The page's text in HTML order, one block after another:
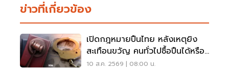
ข่าวที่เกี่ยวข้อง
เปิดกฎหมายปืนไทย หลังเหตุยิง
สะเทือนขวัญ คนทั่วไปซื้อปืนได้หรือ
ไม่?
10 ส.ค. 2569 | 08:00 น.